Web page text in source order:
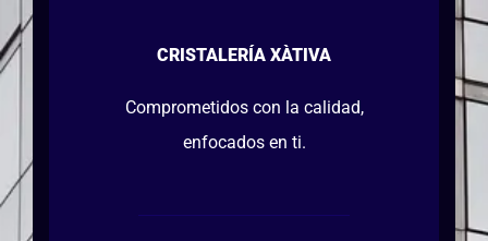
CRISTALERÍA XÀTIVA
Comprometidos con la calidad,
enfocados en ti.